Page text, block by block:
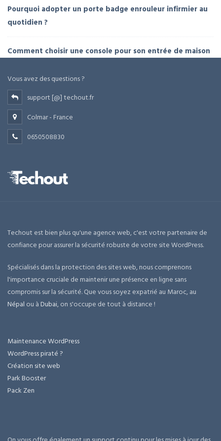
Pourquoi adopter un porte badge enrouleur infirmier au
quotidien ?
Comment choisir une console pour son entrée de maison
Vous avez des questions ?
support [@] techout.fr
Colmar - France
0650508830
Techout est bien plus qu'une agence web, c'est votre partenaire de
confiance pour assurer la sécurité robuste de votre site WordPress.
Spécialisés dans la protection des sites web, nous comprenons
l'importance cruciale de maintenir une présence en ligne sans
compromis sur la sécurité. Que vous soyez expatrié au Maroc, au
Népal ou àDubai, on s'occupe de tout à distance !
Maintenance WordPress
WordPress piraté ?
Création site web
Park Booster
Pack Zen